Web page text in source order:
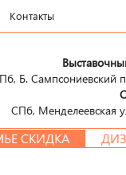
Контакты
Б. Сампсониевский
СПб, Менделеевcкая